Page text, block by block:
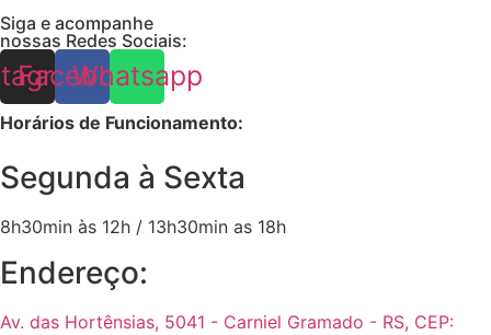
Siga e acompanhe
nossas Redes Sociais:
Facebook
Whatsapp
Horários de Funcionamento:
Segunda à Sexta
8h30min às 12h / 13h30min as 18h
Endereço:
Av. das Hortênsias, 5041 - Carniel Gramado - RS, CEP: